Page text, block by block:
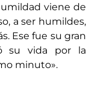
viene de
a ser humildes,
Ese fue su gran
su vida por la
minuto».